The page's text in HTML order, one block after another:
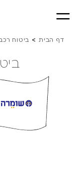
דף הבית > ביטוח